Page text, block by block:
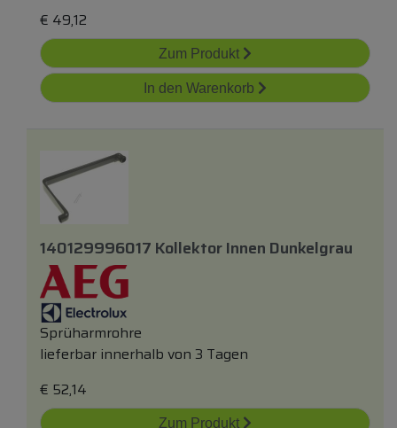
€ 49,12
Zum Produkt
In den Warenkorb
140129996017 Kollektor Innen Dunkelgrau
Sprüharmrohre
lieferbar innerhalb von 3 Tagen
€ 52,14
Zum Produkt